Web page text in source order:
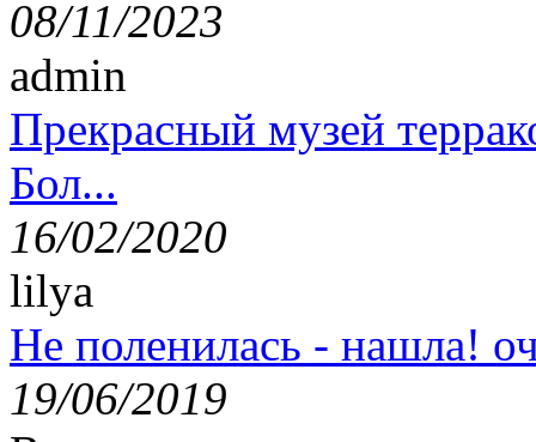
08/11/2023
admin
Прекрасный музей
Бол...
16/02/2020
lilya
Не поленилась - нашла!
19/06/2019